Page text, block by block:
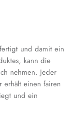
und damit ein
kann die
nehmen. Jeder
erhält einen fairen
und ein